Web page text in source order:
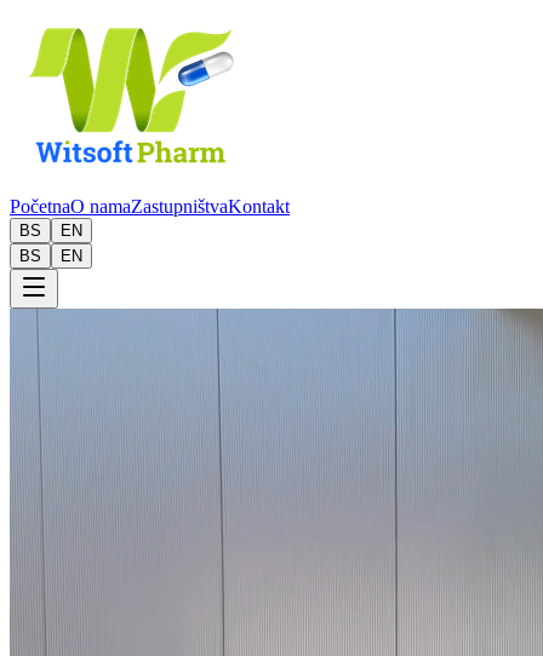
PočetnaO namaZastupništvaKontakt
BS
EN
BS
EN